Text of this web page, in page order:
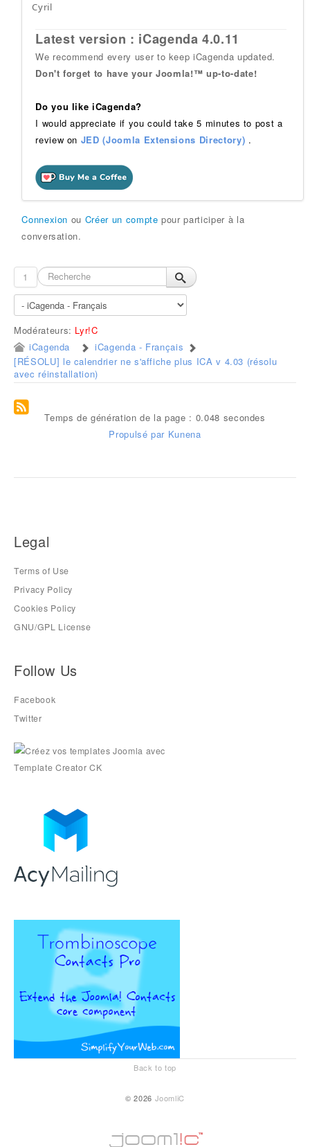
Cyril
Latest version : iCagenda 4.0.11
We recommend every user to keep iCagenda updated.
Don't forget to have your Joomla!™ up-to-date!
Do you like iCagenda?
I would appreciate if you could take 5 minutes to post a
review on JED (Joomla Extensions Directory) .
Connexion ou Créer un compte pour participer à la
conversation.
1
Modérateurs: Lyr!C
iCagenda
iCagenda - Français
[RÉSOLU] le calendrier ne s'affiche plus ICA v 4.03 (résolu
avec réinstallation)
Temps de génération de la page : 0.048 secondes
Propulsé par Kunena
Legal
Terms of Use
Privacy Policy
Cookies Policy
GNU/GPL License
Follow Us
Facebook
Twitter
Back to top
© 2026 JoomliC